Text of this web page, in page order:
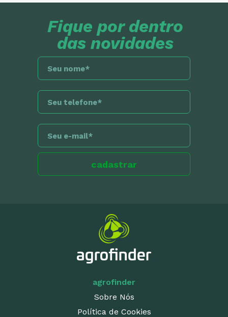
Fique por dentro
das novidades
agrofinder
Sobre Nós
Política de Cookies